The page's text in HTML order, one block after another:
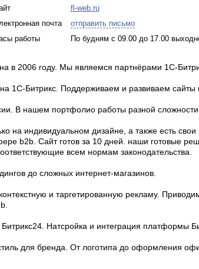
fl-web.ru
почта
отправить письмо
работы
По будням с 09.00 до 17.00
в 2006 году. Мы являемся партнёрами 1С-
1С-Битрикс. Поддерживаем и развиваем сайты
В нашем портфолио работы разной сложности.
на индивидуальном дизайне, а также есть
b2b. Сайт готов за 10 дней. наши готовые
всем нормам законодательства.
до сложных интернет-магазинов.
и таргетированную рекламу.
Натсройка и интеграция платформы
для бренда. От логотипа до оформления